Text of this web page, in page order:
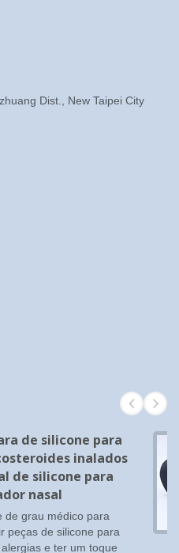
Dist., New Taipei City
de silicone para
inalados
de silicone para
nasal
de grau médico para
peças de silicone para
e ter um toque